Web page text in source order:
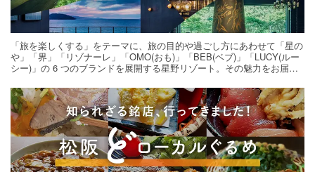
「旅を楽しくする」をテーマに、旅の目的や過ごし方にあわせて「星の
や」「界」「リゾナーレ」「OMO(おも)」「BEB(ベブ)」「LUCY(ルー
シー)」の 6 つのブランドを展開する星野リゾート。その魅力をお届け